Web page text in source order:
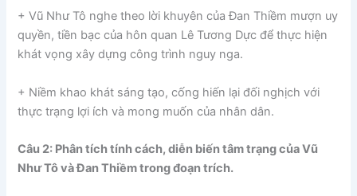
+ Vũ Như Tô nghe theo lời khuyên của Đan Thiềm mượn uy
quyền, tiền bạc của hôn quan Lê Tương Dực để thực hiện
khát vọng xây dựng công trình nguy nga.
+ Niềm khao khát sáng tạo, cống hiến lại đối nghịch với
thực trạng lợi ích và mong muốn của nhân dân.
Câu 2: Phân tích tính cách, diễn biến tâm trạng của Vũ
Như Tô và Đan Thiềm trong đoạn trích.